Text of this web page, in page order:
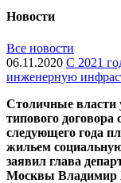
Новости
Все новости
06.11.2020 С 2021
инженерную
Cтоличные власти
типового
следующего года
жильем
заявил глава
Москвы Владимир